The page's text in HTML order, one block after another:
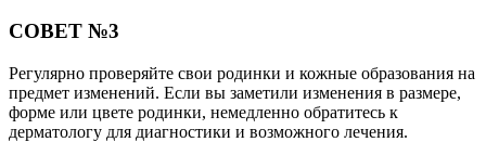
СОВЕТ №3
Регулярно проверяйте свои родинки и кожные образования на
предмет изменений. Если вы заметили изменения в размере,
форме или цвете родинки, немедленно обратитесь к
дерматологу для диагностики и возможного лечения.